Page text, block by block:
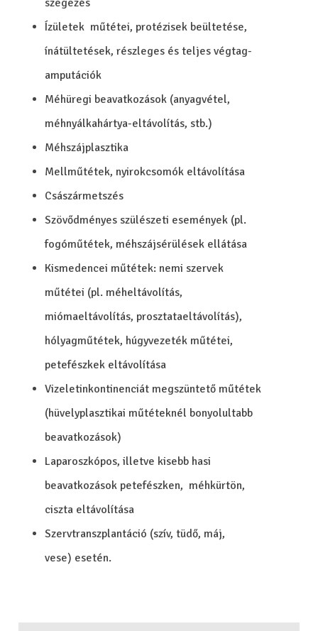
szegezés
Ízületek műtétei, protézisek beültetése,
ínátültetések, részleges és teljes végtag-
amputációk
Méhüregi beavatkozások (anyagvétel,
méhnyálkahártya-eltávolítás, stb.)
Méhszájplasztika
Mellműtétek, nyirokcsomók eltávolítása
Császármetszés
Szövődményes szülészeti események (pl.
fogóműtétek, méhszájsérülések ellátása
Kismedencei műtétek: nemi szervek
műtétei (pl. méheltávolítás,
miómaeltávolítás, prosztataeltávolítás),
hólyagműtétek, húgyvezeték műtétei,
petefészkek eltávolítása
Vizeletinkontinenciát megszüntető műtétek
(hüvelyplasztikai műtéteknél bonyolultabb
beavatkozások)
Laparoszkópos, illetve kisebb hasi
beavatkozások petefészken, méhkürtön,
ciszta eltávolítása
Szervtranszplantáció (szív, tüdő, máj,
vese) esetén.